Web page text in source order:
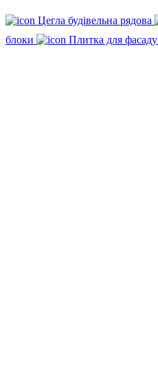
Цегла будівельна рядова
блоки
Плитка для фасаду